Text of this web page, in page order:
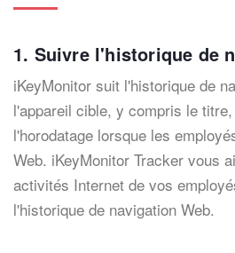
1. Suivre l'historique de
iKeyMonitor suit l'historique de
l'appareil cible, y compris le
l'horodatage lorsque les
Web. iKeyMonitor Tracker vous
activités Internet de vos
l'historique de navigation Web.